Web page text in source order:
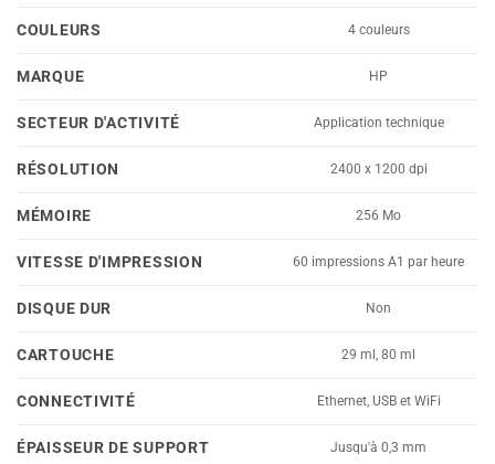
COULEURS 4 couleurs
MARQUE HP
SECTEUR D'ACTIVITÉ Application technique
RÉSOLUTION 2400 x 1200 dpi
MÉMOIRE 256 Mo
VITESSE D'IMPRESSION 60 impressions A1 par heure
DISQUE DUR Non
CARTOUCHE 29 ml, 80 ml
CONNECTIVITÉ Ethernet, USB et WiFi
ÉPAISSEUR DE SUPPORT Jusqu'à 0,3 mm